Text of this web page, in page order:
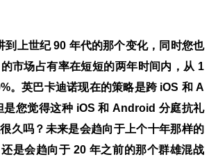
到上世纪 90 年代的那个变化，同时您也
市场占有率在短短的两年时间内，从 1
。英巴卡迪诺现在的策略是跨 iOS 和 A
您觉得这种 iOS 和 Android 分庭抗礼
久吗？未来是会趋向于上个十年那样的
是会趋向于 20 年之前的那个群雄混战